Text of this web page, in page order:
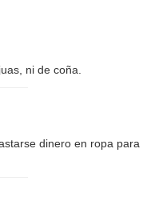
ni de coña.
dinero en ropa para